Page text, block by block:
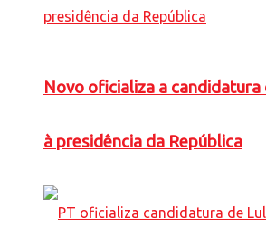
Novo oficializa a candidatura
à presidência da República